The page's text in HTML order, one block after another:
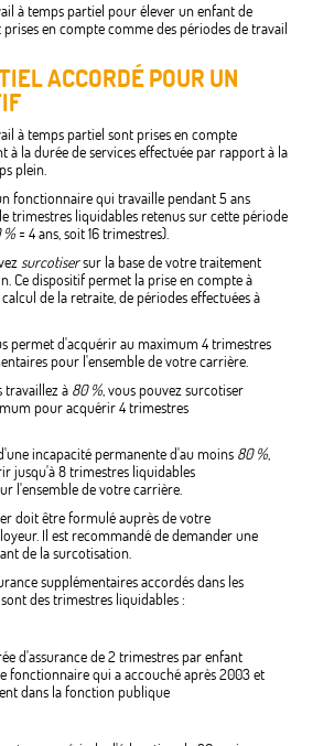
à temps partiel pour élever un enfant de
en compte comme des périodes de travail
ACCORDÉ POUR UN
à temps partiel sont prises en compte
la durée de services effectuée par rapport à la
plein.
fonctionnaire qui travaille pendant 5 ans
trimestres liquidables retenus sur cette période
% = 4 ans, soit 16 trimestres).
surcotisersur la base de votre traitement
Ce dispositif permet la prise en compte à
de la retraite, de périodes effectuées à
permet d'acquérir au maximum 4 trimestres
pour l'ensemble de votre carrière.
travaillez à 80 %, vous pouvez surcotiser
pour acquérir 4 trimestres
incapacité permanente d'au moins 80 %,
jusqu'à 8 trimestres liquidables
l'ensemble de votre carrière.
doit être formulé auprès de votre
Il est recommandé de demander une
de la surcotisation.
supplémentaires accordés dans les
des trimestres liquidables :
d'assurance de 2 trimestres par enfant
fonctionnaire qui a accouché après 2003 et
dans la fonction publique